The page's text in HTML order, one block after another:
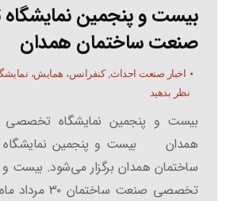
بیست و پنجمین
صنعت ساختمان همدان
اخبار صنعت احداث,کنفرانس، همایش،
نظر بدهید
بیست و پنجمین نمایشگاه
همدان بیست و پنجمین
ساختمان همدان برگزار می‌شود. بیست و